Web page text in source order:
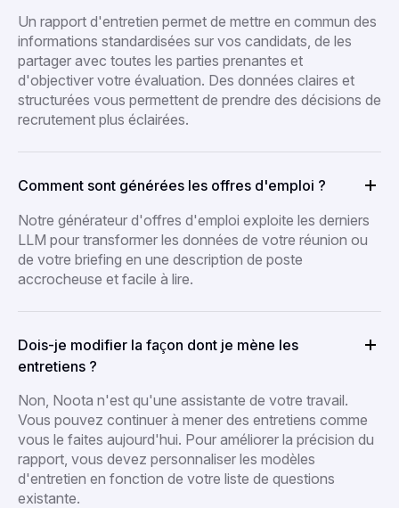
Un rapport d'entretien permet de mettre en commun des
informations standardisées sur vos candidats, de les
partager avec toutes les parties prenantes et
d'objectiver votre évaluation. Des données claires et
structurées vous permettent de prendre des décisions de
recrutement plus éclairées.
Comment sont générées les offres d'emploi ?
Notre générateur d'offres d'emploi exploite les derniers
LLM pour transformer les données de votre réunion ou
de votre briefing en une description de poste
accrocheuse et facile à lire.
Dois-je modifier la façon dont je mène les
entretiens ?
Non, Noota n'est qu'une assistante de votre travail.
Vous pouvez continuer à mener des entretiens comme
vous le faites aujourd'hui. Pour améliorer la précision du
rapport, vous devez personnaliser les modèles
d'entretien en fonction de votre liste de questions
existante.